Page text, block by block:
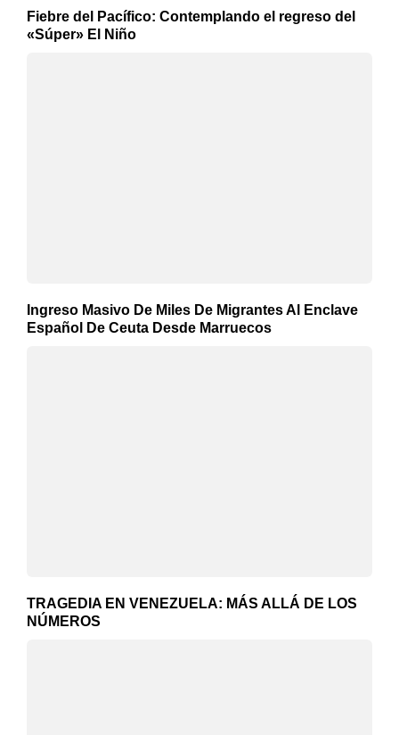
Fiebre del Pacífico: Contemplando el regreso del
«Súper» El Niño
Ingreso Masivo De Miles De Migrantes Al Enclave
Español De Ceuta Desde Marruecos
TRAGEDIA EN VENEZUELA: MÁS ALLÁ DE LOS
NÚMEROS